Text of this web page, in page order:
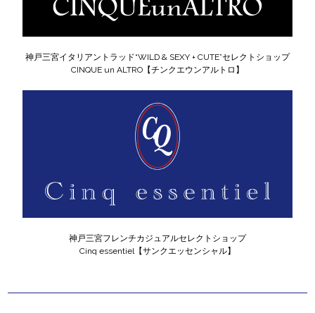
神戸三宮イタリアントラッド“WILD & SEXY + CUTE”セレクトショップ
CINQUE un ALTRO【チンクエウンアルトロ】
神戸三宮フレンチカジュアルセレクトショップ
Cinq essentiel【サンクエッセンシャル】